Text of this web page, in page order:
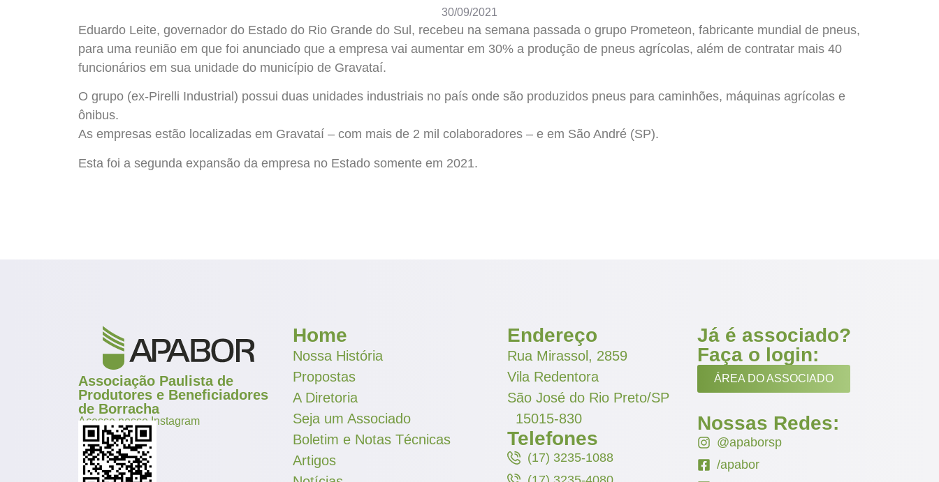
30/09/2021
Eduardo Leite, governador do Estado do Rio Grande do Sul, recebeu na semana passada o grupo Prometeon, fabricante mundial de pneus,
para uma reunião em que foi anunciado que a empresa vai aumentar em 30% a produção de pneus agrícolas, além de contratar mais 40
funcionários em sua unidade do município de Gravataí.
O grupo (ex-Pirelli Industrial) possui duas unidades industriais no país onde são produzidos pneus para caminhões, máquinas agrícolas e
ônibus.
As empresas estão localizadas em Gravataí – com mais de 2 mil colaboradores – e em São André (SP).
Esta foi a segunda expansão da empresa no Estado somente em 2021.
Associação Paulista de
Produtores e Beneficiadores
de Borracha
Acesse nosso Instagram
Home
Nossa História
Propostas
A Diretoria
Seja um Associado
Boletim e Notas Técnicas
Artigos
Endereço
Rua Mirassol, 2859
Vila Redentora
São José do Rio Preto/SP
15015-830
Telefones
(17) 3235-1088
Já é associado?
Faça o login:
ÁREA DO ASSOCIADO
Nossas Redes:
@apaborsp
/apabor